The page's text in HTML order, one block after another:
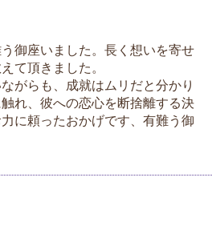
御座いました。長く想いを寄せ
て頂きました。
がらも、成就はムリだと分かり
れ、彼への恋心を断捨離する決
に頼ったおかげです、有難う御